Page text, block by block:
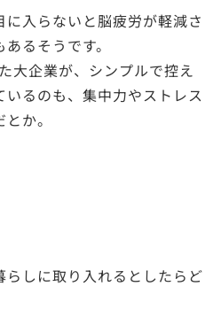
入らないと脳疲労が軽減さ
るそうです。
企業が、シンプルで控え
るのも、集中力やストレス
か。
しに取り入れるとしたらど